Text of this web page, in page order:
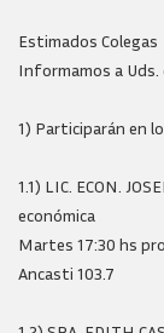
Estimados Colegas
Informamos a Uds.
1) Participarán en
1.1) LIC. ECON.
económica
Martes 17:30 hs
Ancasti 103.7